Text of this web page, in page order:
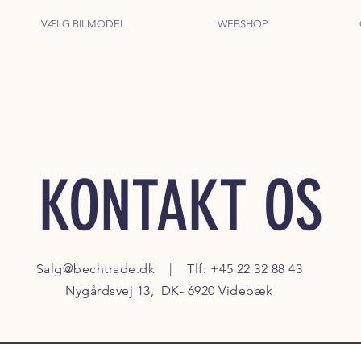
VÆLG BILMODEL WEBSHOP
KONTAKT OS
Salg@bechtrade.dk | Tlf: +45 22 32 88 43
Nygårdsvej 13, DK- 6920 Videbæk